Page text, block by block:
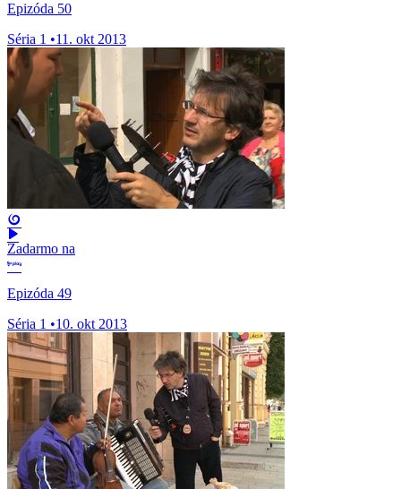
Epizóda 50
Séria 1 •11. okt 2013
Zadarmo na
Epizóda 49
Séria 1 •10. okt 2013